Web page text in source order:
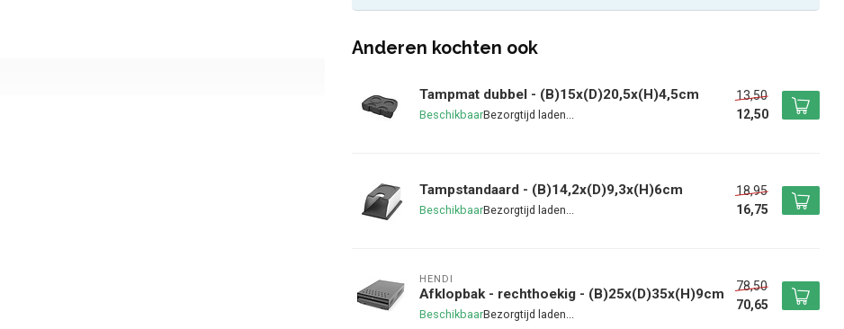
Anderen kochten ook
Tampmat dubbel - (B)15x(D)20,5x(H)4,5cm
Beschikbaar
13,50
12,50
Tampstandaard - (B)14,2x(D)9,3x(H)6cm
Beschikbaar
18,95
16,75
HENDI
Afklopbak - rechthoekig - (B)25x(D)35x(H)9cm
Beschikbaar
78,50
70,65